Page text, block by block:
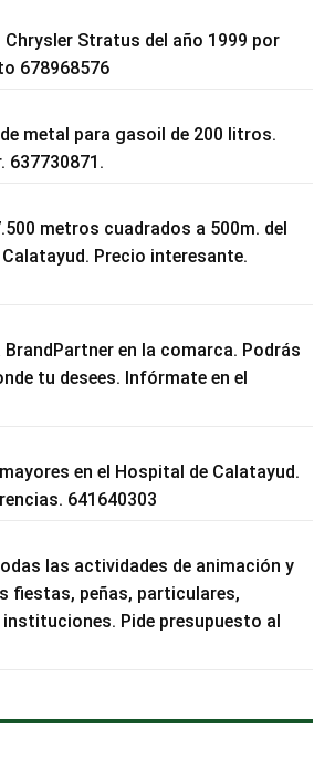
Chrysler Stratus del año 1999 por
678968576
metal para gasoil de 200 litros.
637730871.
metros cuadrados a 500m. del
Precio interesante.
BrandPartner en la comarca. Podrás
tu desees. Infórmate en el
en el Hospital de Calatayud.
641640303
las actividades de animación y
fiestas, peñas, particulares,
Pide presupuesto al